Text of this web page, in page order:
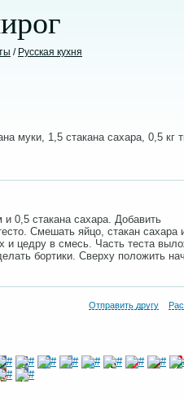
/ Русская кухня
муки, 1,5 стакана сахара, 0,5 кг
0,5 стакана сахара. Добавить
Смешать яйцо, стакан сахара
и цедру в смесь. Часть теста
бортики. Сверху положить
Отправить другу